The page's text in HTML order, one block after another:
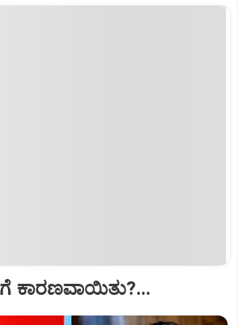
ಕಾರಣವಾಯಿತು?...